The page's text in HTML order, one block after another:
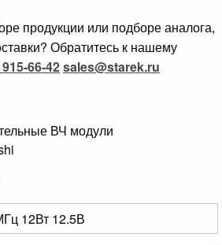
продукции или подборе аналога,
Обратитесь к нашему
66-42sales@starek.ru
ВЧ модули